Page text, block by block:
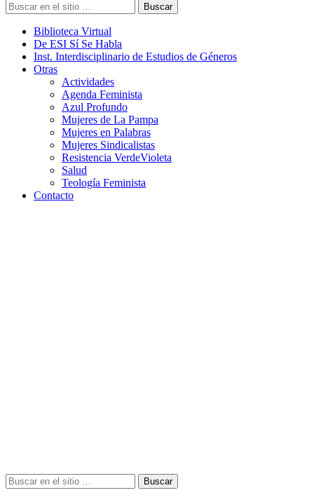
Buscar
Biblioteca Virtual
De ESI Sí Se Habla
Inst. Interdisciplinario de Estudios de Géneros
Otras
Actividades
Agenda Feminista
Azul Profundo
Mujeres de La Pampa
Mujeres en Palabras
Mujeres Sindicalistas
Resistencia VerdeVioleta
Salud
Teología Feminista
Contacto
Buscar